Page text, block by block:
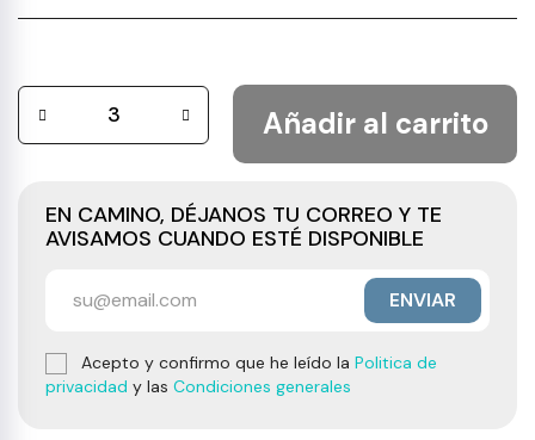
Añadir al carrito
EN CAMINO, DÉJANOS TU CORREO Y TE
AVISAMOS CUANDO ESTÉ DISPONIBLE
ENVIAR
Acepto y confirmo que he leído la Politica de
privacidad y las Condiciones generales